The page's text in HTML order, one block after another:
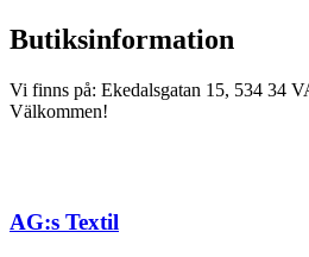
Butiksinformation
Vi finns på: Ekedalsgatan 15, 534 34
Välkommen!
AG:s Textil